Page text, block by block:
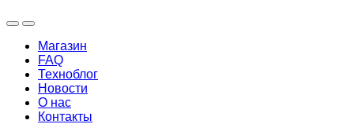
Магазин
FAQ
Техноблог
Новости
О нас
Контакты